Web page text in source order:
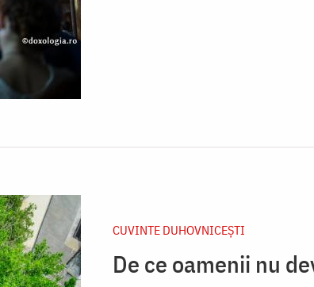
CUVINTE DUHOVNICEȘTI
De ce oamenii nu